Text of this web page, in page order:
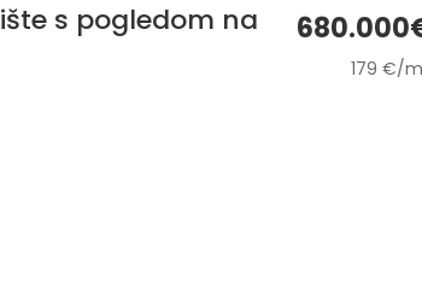
s pogledom na
179 €/